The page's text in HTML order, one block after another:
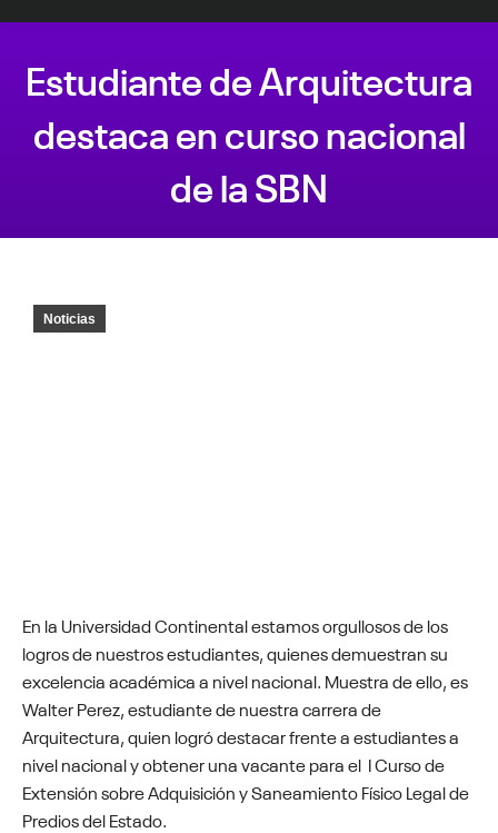
Estudiante‌ ‌de‌ ‌Arquitectura‌
‌destaca‌ ‌en‌ ‌curso‌ ‌nacional‌
‌de‌ ‌la‌ ‌SBN
Noticias
En la Universidad Continental estamos orgullosos de los
logros de nuestros estudiantes, quienes demuestran su
excelencia académica a nivel nacional. Muestra de ello, es
Walter Perez, estudiante de nuestra carrera de
Arquitectura, quien logró destacar frente a estudiantes a
nivel nacional y obtener una vacante para el I Curso de
Extensión sobre Adquisición y Saneamiento Físico Legal de
Predios del Estado.